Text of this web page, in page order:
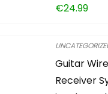
€24.99
Guitar
Receiver